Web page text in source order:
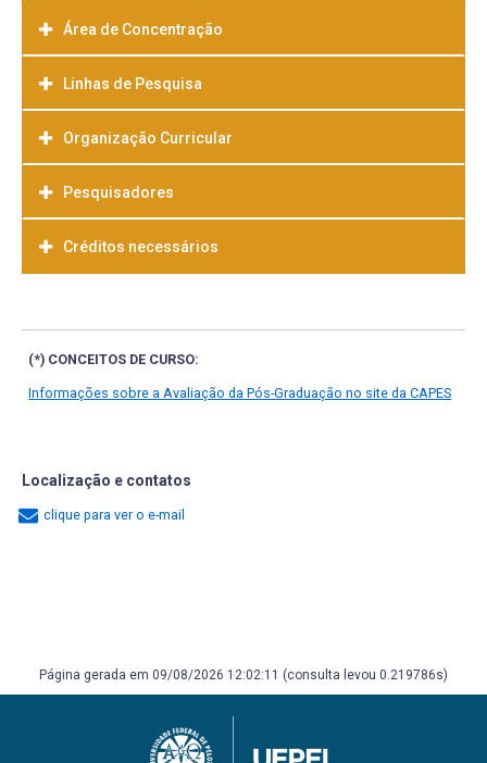
Área de Concentração
Linhas de Pesquisa
Organização Curricular
Pesquisadores
Créditos necessários
(*) CONCEITOS DE CURSO:
Informações sobre a Avaliação da Pós-Graduação no site da CAPES
Localização e contatos
clique para ver o e-mail
Página gerada em 09/08/2026 12:02:11 (consulta levou 0.219786s)